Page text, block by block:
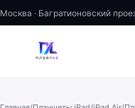
Москва · Багратионовский